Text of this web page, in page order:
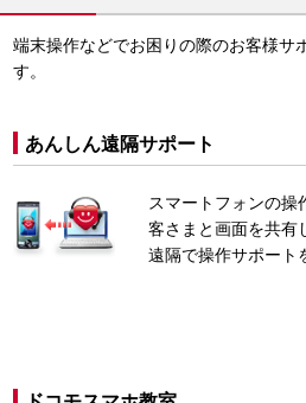
端末操作などでお困りの際のお客様サ
す。
あんしん遠隔サポート
スマートフォンの操
客さまと画面を共有
遠隔で操作サポート